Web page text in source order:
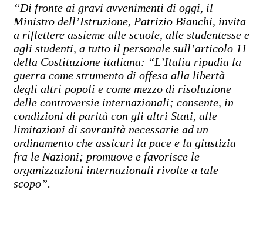
“Di fronte ai gravi avvenimenti di oggi, il
Ministro dell’Istruzione, Patrizio Bianchi, invita
a riflettere assieme alle scuole, alle studentesse e
agli studenti, a tutto il personale sull’articolo 11
della Costituzione italiana: “L’Italia ripudia la
guerra come strumento di offesa alla libertà
degli altri popoli e come mezzo di risoluzione
delle controversie internazionali; consente, in
condizioni di parità con gli altri Stati, alle
limitazioni di sovranità necessarie ad un
ordinamento che assicuri la pace e la giustizia
fra le Nazioni; promuove e favorisce le
organizzazioni internazionali rivolte a tale
scopo”.